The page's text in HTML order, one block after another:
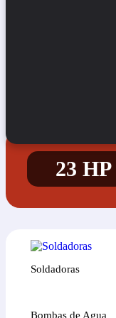
23 HP
Soldadoras
Bombas de Agua